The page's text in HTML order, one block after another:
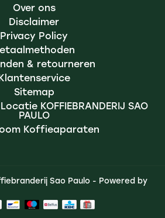
Over ons
Disclaimer
Privacy Policy
& retourneren
Klantenservice
Sitemap
KOFFIEBRANDERIJ SAO
PAULO
Koffieaparaten
Sao Paulo - Powered by